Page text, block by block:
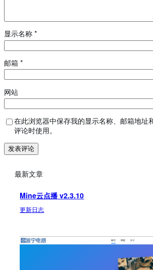
显示名称 *
邮箱 *
网站
在此浏览器中保存我的显示名称、邮箱地址
评论时使用。
最新文章
Mine云点播 v2.3.10
更新日志